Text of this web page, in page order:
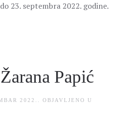
23. septembra 2022. godine.
Papić
2022.
. OBJAVLJENO U